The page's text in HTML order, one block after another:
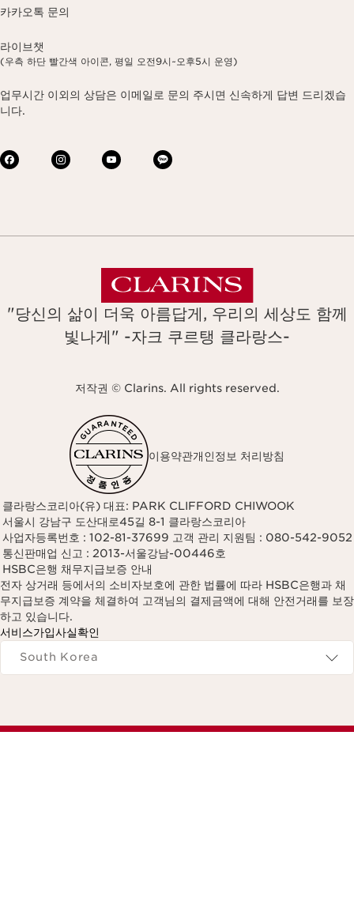
카카오톡 문의
라이브챗
(우측 하단 빨간색 아이콘, 평일 오전9시~오후5시 운영)
업무시간 이외의 상담은 이메일로 문의 주시면 신속하게 답변 드리겠습
니다.
"당신의 삶이 더욱 아름답게, 우리의 세상도 함께
빛나게" -자크 쿠르탱 클라랑스-
저작권 © Clarins. All rights reserved.
이용약관개인정보 처리방침
클라랑스코리아(유) 대표: PARK CLIFFORD CHIWOOK
서울시 강남구 도산대로45길 8-1 클라랑스코리아
사업자등록번호 : 102-81-37699 고객 관리 지원팀 : 080-542-9052
통신판매업 신고 : 2013-서울강남-00446호
HSBC은행 채무지급보증 안내
전자 상거래 등에서의 소비자보호에 관한 법률에 따라 HSBC은행과 채
무지급보증 계약을 체결하여 고객님의 결제금액에 대해 안전거래를 보장
하고 있습니다.
서비스가입사실확인
Navigates to
South Korea